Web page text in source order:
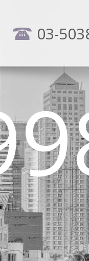
03-